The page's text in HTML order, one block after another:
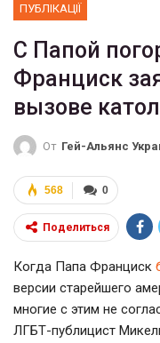
ПУБЛІКАЦІЇ
С Папой
Франциск
вызове
От Гей-Альянс
0
568
Поделиться
Когда Папа Франциск
версии старейшего
многие с этим не
ЛГБТ-публицист